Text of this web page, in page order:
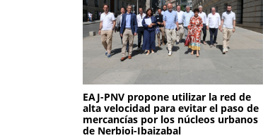
EAJ-PNV propone utilizar la red de
alta velocidad para evitar el paso de
mercancías por los núcleos urbanos
de Nerbioi-Ibaizabal